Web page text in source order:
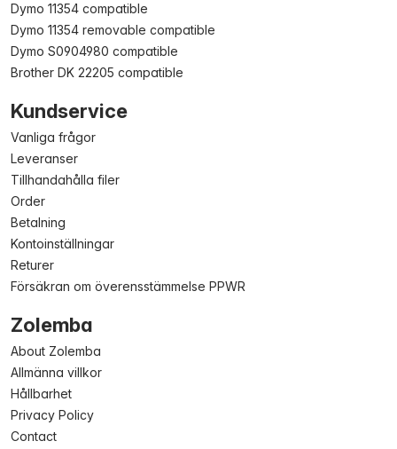
Dymo 11354 compatible
Dymo 11354 removable compatible
Dymo S0904980 compatible
Brother DK 22205 compatible
Kundservice
Vanliga frågor
Leveranser
Tillhandahålla filer
Order
Betalning
Kontoinställningar
Returer
Försäkran om överensstämmelse PPWR
Zolemba
About Zolemba
Allmänna villkor
Hållbarhet
Privacy Policy
Contact